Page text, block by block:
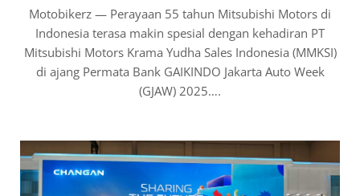
Motobikerz — Perayaan 55 tahun Mitsubishi Motors di
Indonesia terasa makin spesial dengan kehadiran PT
Mitsubishi Motors Krama Yudha Sales Indonesia (MMKSI)
di ajang Permata Bank GAIKINDO Jakarta Auto Week
(GJAW) 2025….